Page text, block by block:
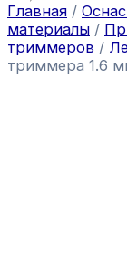
Главная /
материалы /
триммеров /
триммера 1.6